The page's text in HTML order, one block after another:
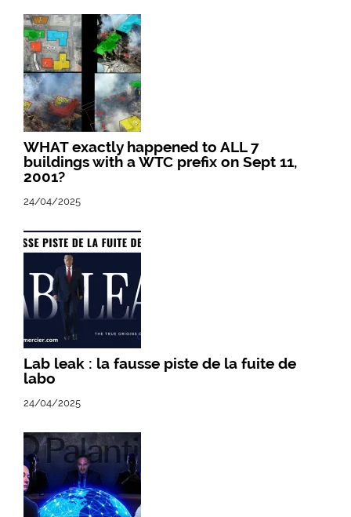
WHAT exactly happened to ALL 7
buildings with a WTC prefix on Sept 11,
2001?
24/04/2025
Lab leak : la fausse piste de la fuite de
labo
24/04/2025